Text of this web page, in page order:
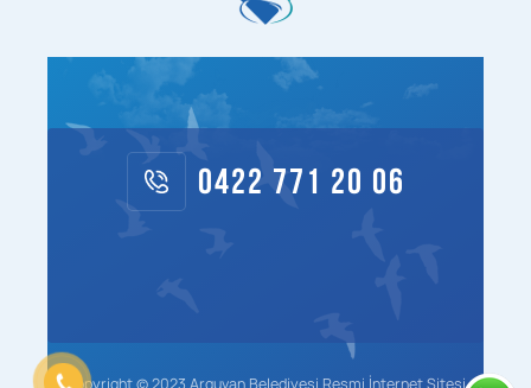
0422 771 20 06
Copyright © 2023 Arguvan Belediyesi Resmi İnternet Sitesi